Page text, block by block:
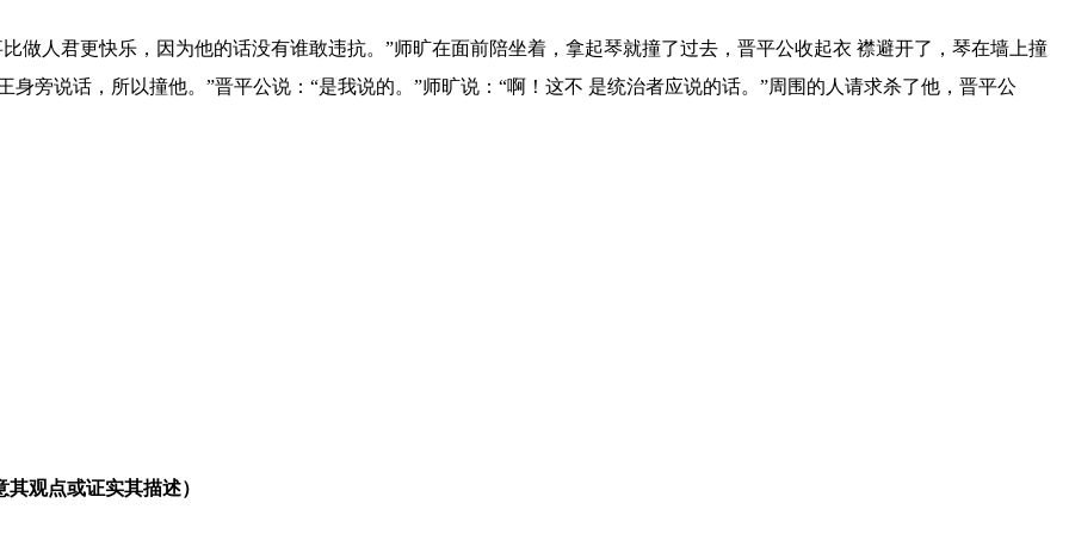
做人君更快乐，因为他的话没有谁敢违抗。”师旷在面前陪坐着，拿起琴就撞了过去，晋平公收起衣 襟避开了，琴在墙上撞
旁说话，所以撞他。”晋平公说：“是我说的。”师旷说：“啊！这不 是统治者应说的话。”周围的人请求杀了他，晋平公
观点或证实其描述）